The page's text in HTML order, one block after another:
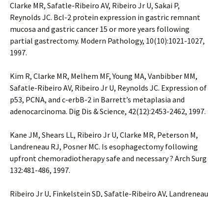
Clarke MR, Safatle-Ribeiro AV, Ribeiro Jr U, Sakai P,
Reynolds JC. Bcl-2 protein expression in gastric remnant
mucosa and gastric cancer 15 or more years following
partial gastrectomy. Modern Pathology, 10(10):1021-1027,
1997.
Kim R, Clarke MR, Melhem MF, Young MA, Vanbibber MM,
Safatle-Ribeiro AV, Ribeiro Jr U, Reynolds JC. Expression of
p53, PCNA, and c-erbB-2 in Barrett’s metaplasia and
adenocarcinoma. Dig Dis & Science, 42(12):2453-2462, 1997.
Kane JM, Shears LL, Ribeiro Jr U, Clarke MR, Peterson M,
Landreneau RJ, Posner MC. Is esophagectomy following
upfront chemoradiotherapy safe and necessary ? Arch Surg
132:481-486, 1997.
Ribeiro Jr U, Finkelstein SD, Safatle-Ribeiro AV, Landreneau